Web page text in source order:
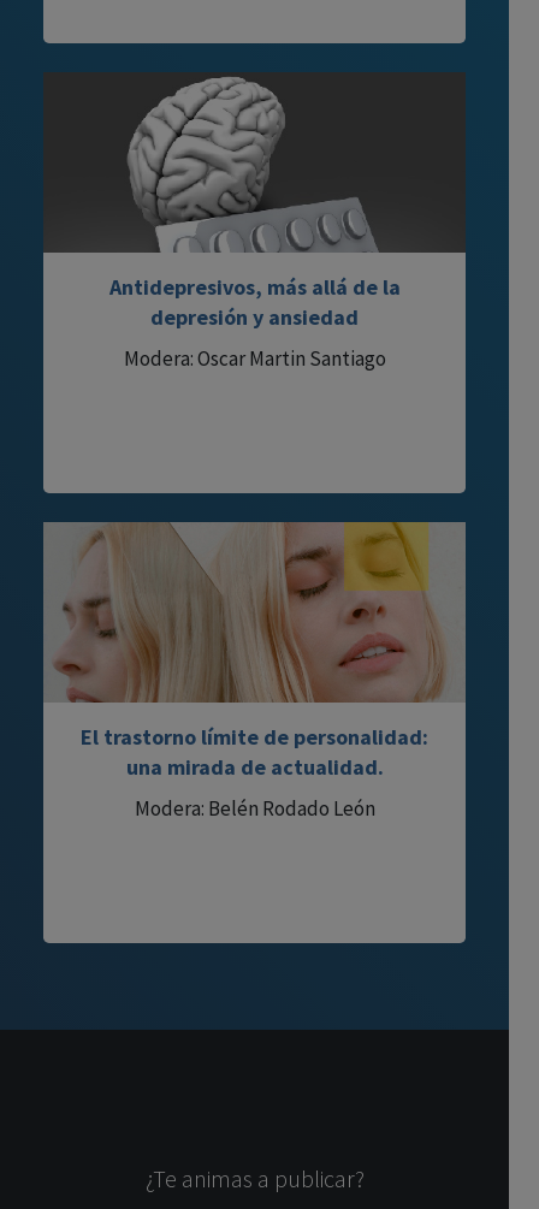
Antidepresivos, más allá de la
depresión y ansiedad
Modera: Oscar Martin Santiago
El trastorno límite de personalidad:
una mirada de actualidad.
Modera: Belén Rodado León
¿Te animas a publicar?